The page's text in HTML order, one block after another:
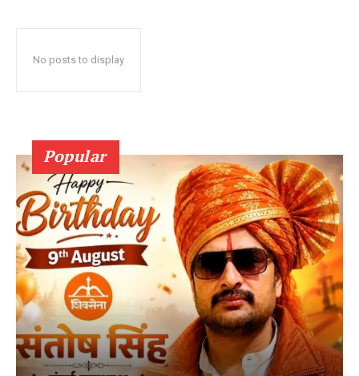
No posts to display
Popular